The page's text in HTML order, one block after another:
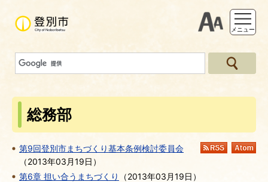
支援ツー
メニュー
総務部
RSS
第9回登別市まちづくり基本条例検討委員会
（2013年03月19日 ）
第6章 担い合うまちづくり
（2013年03月19日 ）